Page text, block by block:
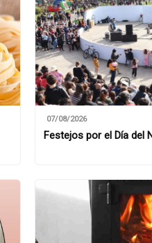
07/08/2026
Festejos por el Día del